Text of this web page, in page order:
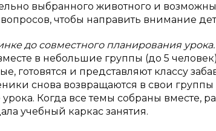
выбранного животного и
чтобы направить внимание
до совместного планирования урока.
в небольшие группы (до 5
готовятся и представляют классу
снова возвращаются в свои
Когда все темы собраны вместе,
учебный каркас занятия.